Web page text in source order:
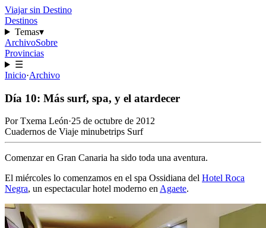
Viajar sin Destino
Destinos
Temas▾
ArchivoSobre
Provincias
☰
Inicio·Archivo
Día 10: Más surf, spa, y el atardecer
PorTxema León·25 de octubre de 2012
Cuadernos de Viaje minubetrips Surf
Comenzar en Gran Canaria ha sido toda una aventura.
El miércoles lo comenzamos en el spa Ossidiana del Hotel Roca
Negra, un espectacular hotel moderno enAgaete.